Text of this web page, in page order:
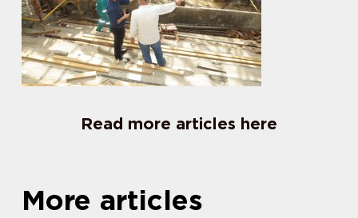
Read more articles here
More articles